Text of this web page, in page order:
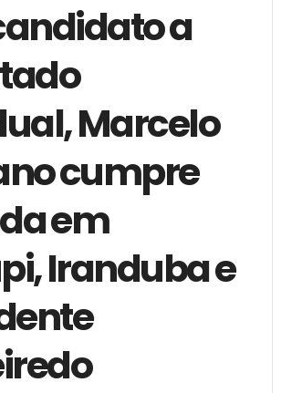
a
Marcelo
cumpre
em
Iranduba e